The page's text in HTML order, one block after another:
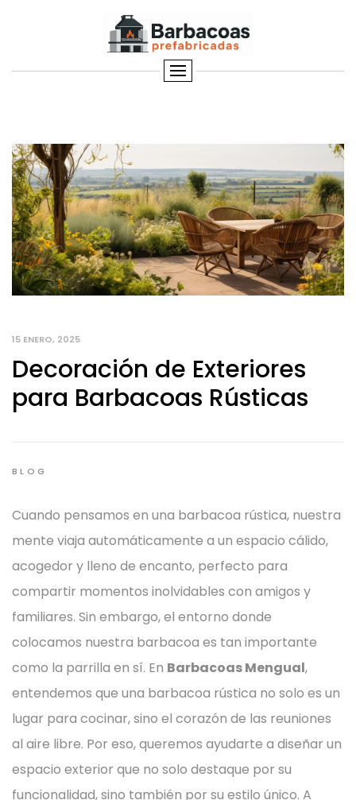
15 ENERO, 2025
Decoración de Exteriores
para Barbacoas Rústicas
BLOG
Cuando pensamos en una barbacoa rústica, nuestra
mente viaja automáticamente a un espacio cálido,
acogedor y lleno de encanto, perfecto para
compartir momentos inolvidables con amigos y
familiares. Sin embargo, el entorno donde
colocamos nuestra barbacoa es tan importante
como la parrilla en sí. En Barbacoas Mengual,
entendemos que una barbacoa rústica no solo es un
lugar para cocinar, sino el corazón de las reuniones
al aire libre. Por eso, queremos ayudarte a diseñar un
espacio exterior que no solo destaque por su
funcionalidad, sino también por su estilo único. A